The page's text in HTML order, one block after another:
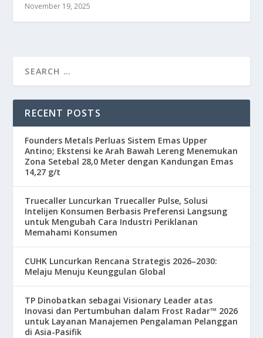
November 19, 2025
RECENT POSTS
Founders Metals Perluas Sistem Emas Upper
Antino; Ekstensi ke Arah Bawah Lereng Menemukan
Zona Setebal 28,0 Meter dengan Kandungan Emas
14,27 g/t
Truecaller Luncurkan Truecaller Pulse, Solusi
Intelijen Konsumen Berbasis Preferensi Langsung
untuk Mengubah Cara Industri Periklanan
Memahami Konsumen
CUHK Luncurkan Rencana Strategis 2026–2030:
Melaju Menuju Keunggulan Global
TP Dinobatkan sebagai Visionary Leader atas
Inovasi dan Pertumbuhan dalam Frost Radar™ 2026
untuk Layanan Manajemen Pengalaman Pelanggan
di Asia-Pasifik